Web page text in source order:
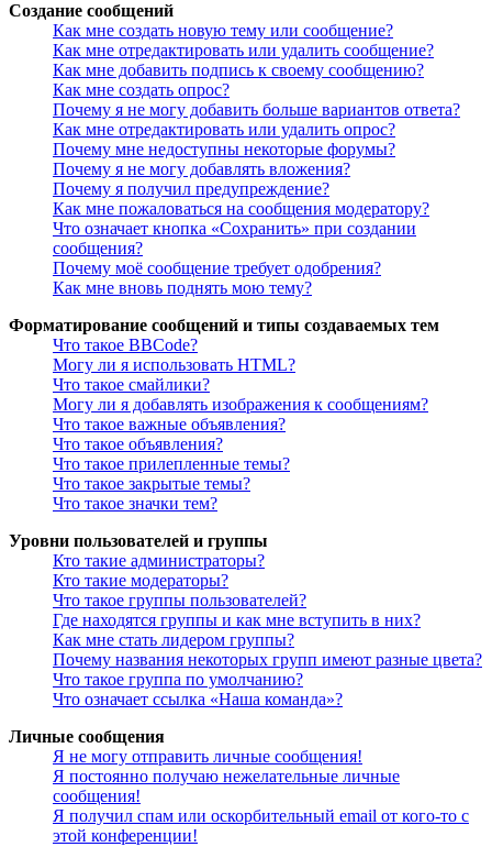
Создание сообщений
Как мне создать новую тему или сообщение?
Как мне отредактировать или удалить сообщение?
Как мне добавить подпись к своему сообщению?
Как мне создать опрос?
Почему я не могу добавить больше вариантов ответа?
Как мне отредактировать или удалить опрос?
Почему мне недоступны некоторые форумы?
Почему я не могу добавлять вложения?
Почему я получил предупреждение?
Как мне пожаловаться на сообщения модератору?
Что означает кнопка «Сохранить» при создании
сообщения?
Почему моё сообщение требует одобрения?
Как мне вновь поднять мою тему?
Форматирование сообщений и типы создаваемых тем
Что такое BBCode?
Могу ли я использовать HTML?
Что такое смайлики?
Могу ли я добавлять изображения к сообщениям?
Что такое важные объявления?
Что такое объявления?
Что такое прилепленные темы?
Что такое закрытые темы?
Что такое значки тем?
Уровни пользователей и группы
Кто такие администраторы?
Кто такие модераторы?
Что такое группы пользователей?
Где находятся группы и как мне вступить в них?
Как мне стать лидером группы?
Почему названия некоторых групп имеют разные цвета?
Что такое группа по умолчанию?
Что означает ссылка «Наша команда»?
Личные сообщения
Я не могу отправить личные сообщения!
Я постоянно получаю нежелательные личные
сообщения!
Я получил спам или оскорбительный email от кого-то с
этой конференции!